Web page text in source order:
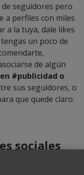
seguidores pero
a perfiles con miles
a la tuya, dale likes
un poco de
de algún
#publicidad o
sus seguidores, o
que quede claro.
sociales